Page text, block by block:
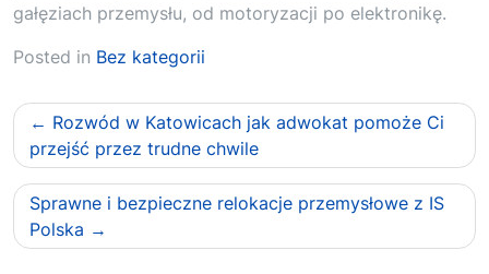
gałęziach przemysłu, od motoryzacji po elektronikę.
Posted in Bez kategorii
Nawigacja
wpisu
Rozwód w Katowicach jak adwokat pomoże Ci
przejść przez trudne chwile
Sprawne i bezpieczne relokacje przemysłowe z IS
Polska